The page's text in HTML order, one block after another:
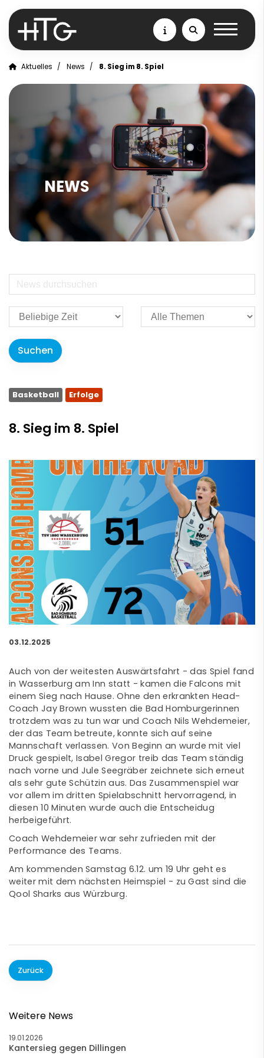
Aktuelles News 8. Sieg im 8. Spiel
NEWS
Basketball Erfolge
8. Sieg im 8. Spiel
03.12.2025
Auch von der weitesten Auswärtsfahrt - das Spiel fand
in Wasserburg am Inn statt - kamen die Falcons mit
einem Sieg nach Hause. Ohne den erkrankten Head-
Coach Jay Brown wussten die Bad Homburgerinnen
trotzdem was zu tun war und Coach Nils Wehdemeier,
der das Team betreute, konnte sich auf seine
Mannschaft verlassen. Von Beginn an wurde mit viel
Druck gespielt, Isabel Gregor treib das Team ständig
nach vorne und Jule Seegräber zeichnete sich erneut
als sehr gute Schützin aus. Das Zusammenspiel war
vor allem im dritten Spielabschnitt hervorragend, in
diesen 10 Minuten wurde auch die Entscheidug
herbeigeführt.
Coach Wehdemeier war sehr zufrieden mit der
Performance des Teams.
Am kommenden Samstag 6.12. um 19 Uhr geht es
weiter mit dem nächsten Heimspiel - zu Gast sind die
Qool Sharks aus Würzburg.
Zurück
Weitere News
19.01.2026
Kantersieg gegen Dillingen